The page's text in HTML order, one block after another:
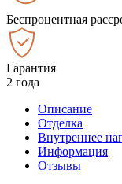
Беспроцентная
Гарантия
2 года
Описание
Отделка
Внутреннее
Информация
Отзывы